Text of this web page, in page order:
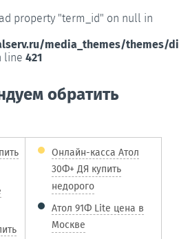
property "term_id" on null in
media_themes/themes/
line 421
обратить
Онлайн-касса Атол
30Ф+ ДЯ купить
недорого
Атол 91Ф Lite цена в
Москве